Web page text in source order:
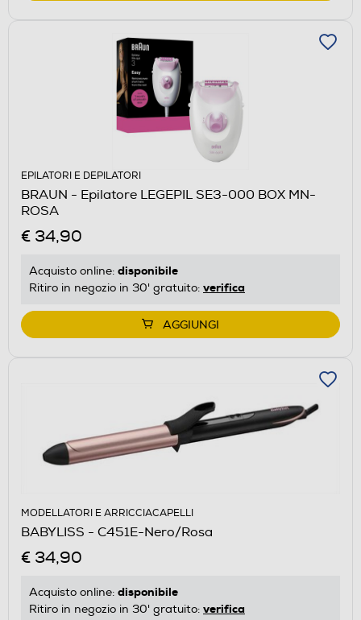
EPILATORI E DEPILATORI
BRAUN - Epilatore LEGEPIL SE3-000 BOX MN-
ROSA
€ 34,90
Acquisto online: disponibile
Ritiro in negozio in 30' gratuito: verifica
AGGIUNGI
MODELLATORI E ARRICCIACAPELLI
BABYLISS - C451E-Nero/Rosa
€ 34,90
Acquisto online: disponibile
Ritiro in negozio in 30' gratuito: verifica